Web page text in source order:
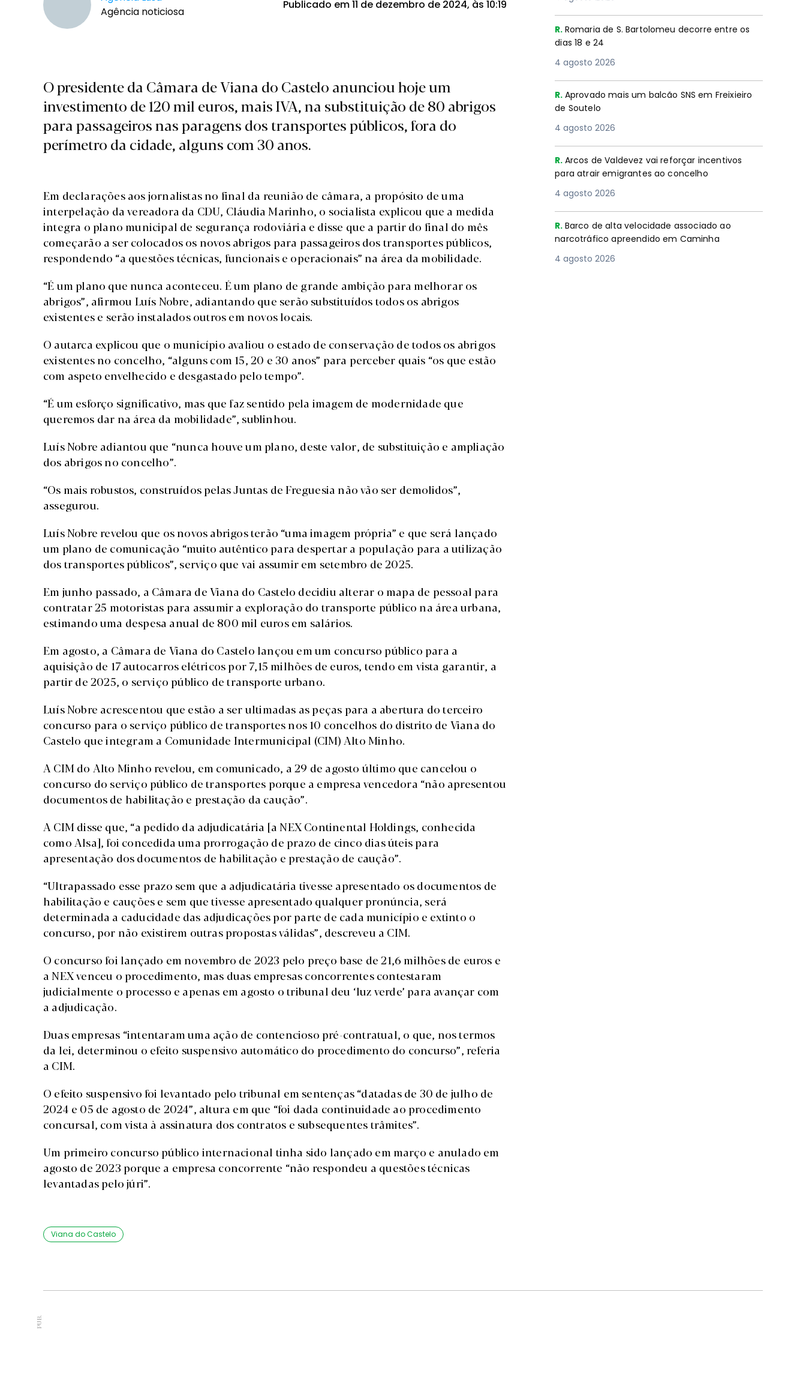
Agência noticiosa
Publicado em 11 de dezembro de 2024, às 10:19
O presidente da Câmara de Viana do Castelo anunciou hoje um
investimento de 120 mil euros, mais IVA, na substituição de 80 abrigos
para passageiros nas paragens dos transportes públicos, fora do
perímetro da cidade, alguns com 30 anos.
Em declarações aos jornalistas no final da reunião de câmara, a propósito de uma
interpelação da vereadora da CDU, Cláudia Marinho, o socialista explicou que a medida
integra o plano municipal de segurança rodoviária e disse que a partir do final do mês
começarão a ser colocados os novos abrigos para passageiros dos transportes públicos,
respondendo “a questões técnicas, funcionais e operacionais” na área da mobilidade.
“É um plano que nunca aconteceu. É um plano de grande ambição para melhorar os
abrigos”, afirmou Luís Nobre, adiantando que serão substituídos todos os abrigos
existentes e serão instalados outros em novos locais.
O autarca explicou que o município avaliou o estado de conservação de todos os abrigos
existentes no concelho, “alguns com 15, 20 e 30 anos” para perceber quais “os que estão
com aspeto envelhecido e desgastado pelo tempo”.
“É um esforço significativo, mas que faz sentido pela imagem de modernidade que
queremos dar na área da mobilidade”, sublinhou.
Luís Nobre adiantou que “nunca houve um plano, deste valor, de substituição e ampliação
dos abrigos no concelho”.
“Os mais robustos, construídos pelas Juntas de Freguesia não vão ser demolidos”,
assegurou.
Luís Nobre revelou que os novos abrigos terão “uma imagem própria” e que será lançado
um plano de comunicação “muito autêntico para despertar a população para a utilização
dos transportes públicos”, serviço que vai assumir em setembro de 2025.
Em junho passado, a Câmara de Viana do Castelo decidiu alterar o mapa de pessoal para
contratar 25 motoristas para assumir a exploração do transporte público na área urbana,
estimando uma despesa anual de 800 mil euros em salários.
Em agosto, a Câmara de Viana do Castelo lançou em um concurso público para a
aquisição de 17 autocarros elétricos por 7,15 milhões de euros, tendo em vista garantir, a
partir de 2025, o serviço público de transporte urbano.
Luís Nobre acrescentou que estão a ser ultimadas as peças para a abertura do terceiro
concurso para o serviço público de transportes nos 10 concelhos do distrito de Viana do
Castelo que integram a Comunidade Intermunicipal (CIM) Alto Minho.
A CIM do Alto Minho revelou, em comunicado, a 29 de agosto último que cancelou o
concurso do serviço público de transportes porque a empresa vencedora “não apresentou
documentos de habilitação e prestação da caução”.
A CIM disse que, “a pedido da adjudicatária [a NEX Continental Holdings, conhecida
como Alsa], foi concedida uma prorrogação de prazo de cinco dias úteis para
apresentação dos documentos de habilitação e prestação de caução”.
“Ultrapassado esse prazo sem que a adjudicatária tivesse apresentado os documentos de
habilitação e cauções e sem que tivesse apresentado qualquer pronúncia, será
determinada a caducidade das adjudicações por parte de cada município e extinto o
concurso, por não existirem outras propostas válidas”, descreveu a CIM.
O concurso foi lançado em novembro de 2023 pelo preço base de 21,6 milhões de euros e
a NEX venceu o procedimento, mas duas empresas concorrentes contestaram
judicialmente o processo e apenas em agosto o tribunal deu ‘luz verde’ para avançar com
a adjudicação.
Duas empresas “intentaram uma ação de contencioso pré-contratual, o que, nos termos
da lei, determinou o efeito suspensivo automático do procedimento do concurso”, referia
a CIM.
O efeito suspensivo foi levantado pelo tribunal em sentenças “datadas de 30 de julho de
2024 e 05 de agosto de 2024”, altura em que “foi dada continuidade ao procedimento
concursal, com vista à assinatura dos contratos e subsequentes trâmites”.
Um primeiro concurso público internacional tinha sido lançado em março e anulado em
agosto de 2023 porque a empresa concorrente “não respondeu a questões técnicas
levantadas pelo júri”.
Viana do Castelo
R. Romaria de S. Bartolomeu decorre entre os
dias 18 e 24
4 agosto 2026
R. Aprovado mais um balcão SNS em Freixieiro
de Soutelo
4 agosto 2026
R. Arcos de Valdevez vai reforçar incentivos
para atrair emigrantes ao concelho
4 agosto 2026
R. Barco de alta velocidade associado ao
narcotráfico apreendido em Caminha
4 agosto 2026
PUB.